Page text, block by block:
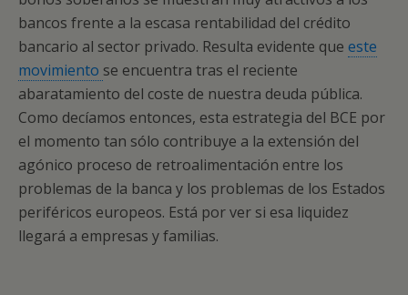
bancos frente a la escasa rentabilidad del crédito
bancario al sector privado. Resulta evidente que este
movimiento se encuentra tras el reciente
abaratamiento del coste de nuestra deuda pública.
Como decíamos entonces, esta estrategia del BCE por
el momento tan sólo contribuye a la extensión del
agónico proceso de retroalimentación entre los
problemas de la banca y los problemas de los Estados
periféricos europeos. Está por ver si esa liquidez
llegará a empresas y familias.